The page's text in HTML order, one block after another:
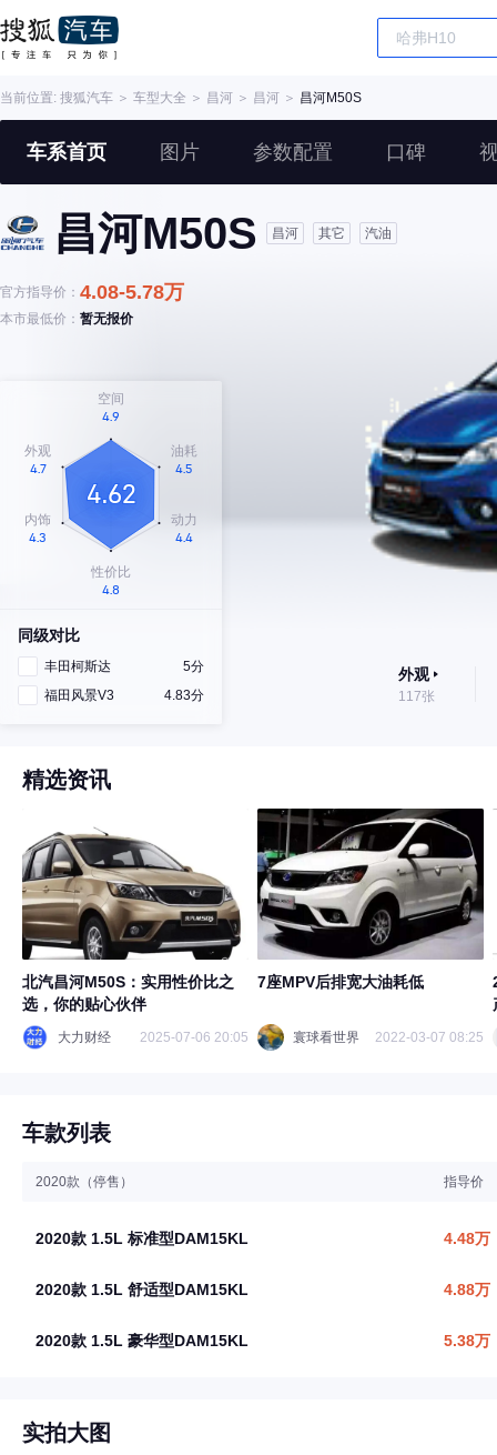
当前位置: 搜狐汽车 ＞ 车型大全 ＞ 昌河 ＞ 昌河 ＞ 昌河M50S
车系首页 图片 参数配置 口碑
昌河M50S 昌河 其它 汽油
官方指导价： 4.08-5.78万
本市最低价： 暂无报价
同级对比
丰田柯斯达
5分
福田风景V3
4.83分
外观
117张
精选资讯
北汽昌河M50S：实用性价比之
选，你的贴心伙伴
大力财经 2025-07-06 20:05
7座MPV后排宽大油耗低
寰球看世界 2022-03-07 08:25
车款列表
2020款（停售） 指导价
2020款 1.5L 标准型DAM15KL 4.48万
2020款 1.5L 舒适型DAM15KL 4.88万
2020款 1.5L 豪华型DAM15KL 5.38万
实拍大图